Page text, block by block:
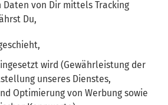
von Dir mittels Tracking
Du,
wird (Gewährleistung der
unseres Dienstes,
Optimierung von Werbung sowie